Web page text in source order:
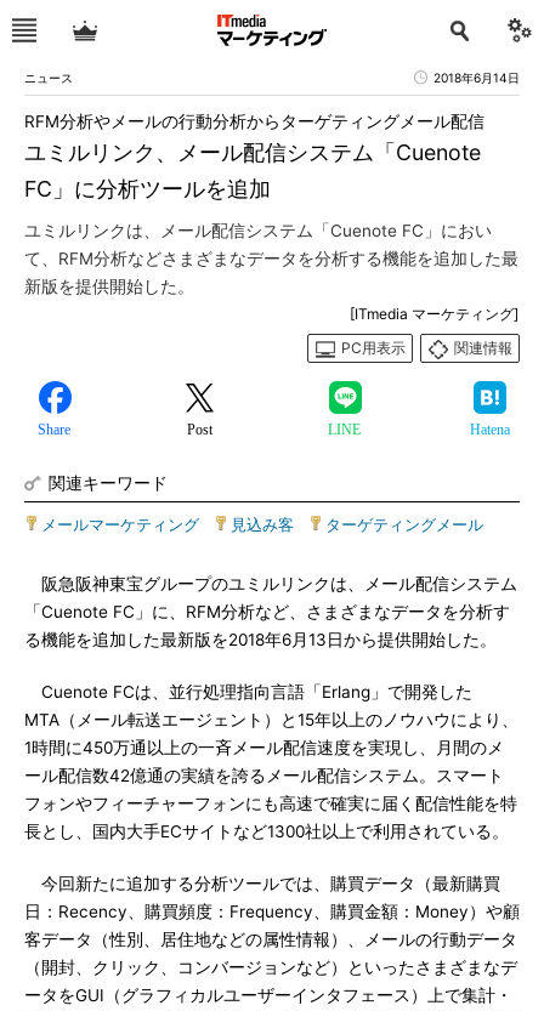
ニュース 2018年6月14日
ユミルリンク、メール配信システム「Cuenote
FC」に分析ツールを追加
RFM分析やメールの行動分析からターゲティングメール配信
ユミルリンクは、メール配信システム「Cuenote FC」におい
て、RFM分析などさまざまなデータを分析する機能を追加した最
新版を提供開始した。
[ITmedia マーケティング]
PC用表示
関連情報
Share Post LINE Hatena
関連キーワード
メールマーケティング 見込み客 ターゲティングメール
阪急阪神東宝グループのユミルリンクは、メール配信システム
「Cuenote FC」に、RFM分析など、さまざまなデータを分析す
る機能を追加した最新版を2018年6月13日から提供開始した。
Cuenote FCは、並行処理指向言語「Erlang」で開発した
MTA（メール転送エージェント）と15年以上のノウハウにより、
1時間に450万通以上の一斉メール配信速度を実現し、月間のメ
ール配信数42億通の実績を誇るメール配信システム。スマート
フォンやフィーチャーフォンにも高速で確実に届く配信性能を特
長とし、国内大手ECサイトなど1300社以上で利用されている。
今回新たに追加する分析ツールでは、購買データ（最新購買
日：Recency、購買頻度：Frequency、購買金額：Money）や顧
客データ（性別、居住地などの属性情報）、メールの行動データ
（開封、クリック、コンバージョンなど）といったさまざまなデ
ータをGUI（グラフィカルユーザーインタフェース）上で集計・